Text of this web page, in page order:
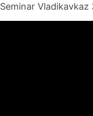
Seminar Vladikavkaz